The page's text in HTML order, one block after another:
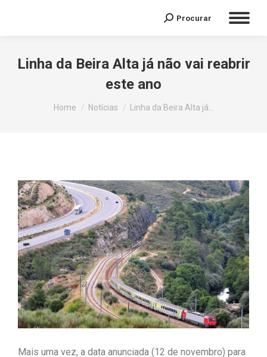
Procurar
Linha da Beira Alta já não vai reabrir
este ano
You are here:
Home Notícias Linha da Beira Alta já…
Mais uma vez, a data anunciada (12 de novembro) para